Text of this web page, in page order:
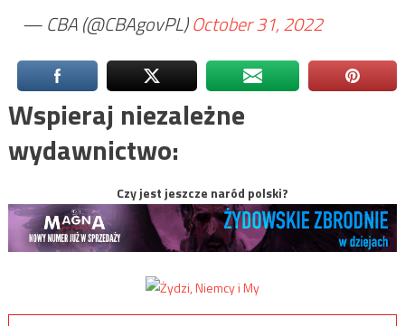
— CBA (@CBAgovPL)October 31, 2022
Wspieraj niezależne
wydawnictwo:
Czy jest jeszcze naród polski?